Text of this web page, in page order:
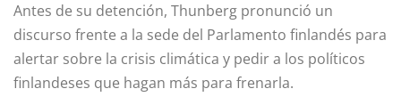
Antes de su detención, Thunberg pronunció un
discurso frente a la sede del Parlamento finlandés para
alertar sobre la crisis climática y pedir a los políticos
finlandeses que hagan más para frenarla.